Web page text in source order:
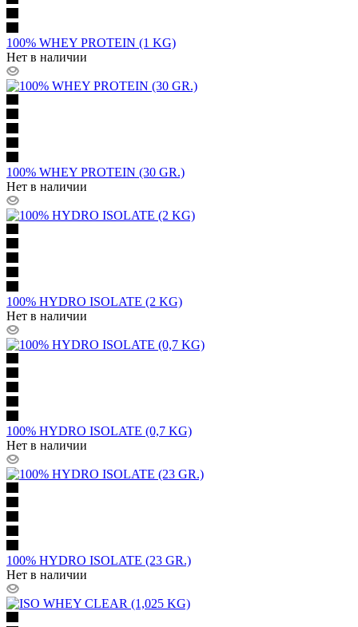
100% WHEY PROTEIN (1 KG)
Нет в наличии
100% WHEY PROTEIN (30 GR.)
Нет в наличии
100% HYDRO ISOLATE (2 KG)
Нет в наличии
100% HYDRO ISOLATE (0,7 KG)
Нет в наличии
100% HYDRO ISOLATE (23 GR.)
Нет в наличии